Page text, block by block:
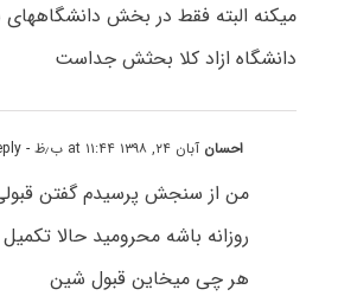
میکنه البته فقط در بخش
دانشگاه ازاد کلا بحثش جداست
احسان آبان ۲۴, ۱۳۹۸ at ۱۱:۴۴ ب٫ظ - Reply
من از سنجش پرسیدم گفتن
روزانه باشه محرومید حالا
هر چی میخاین قبول شین